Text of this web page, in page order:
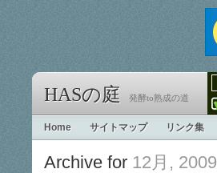
HASの庭 発酵to熟成の道
Home サイトマップ リンク集
Archive for 12月, 2009